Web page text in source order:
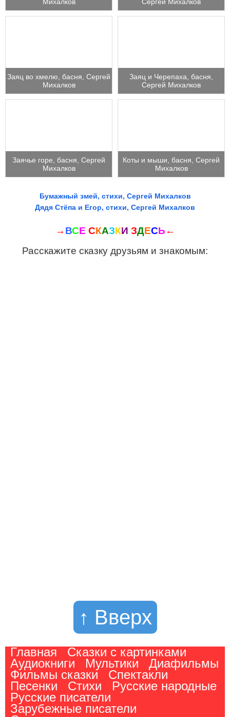
Заяц во хмелю, басня, Сергей
Михалков
Заяц и Черепаха, басня,
Сергей Михалков
Заячье горе, басня, Сергей
Михалков
Коты и мыши, басня, Сергей
Михалков
Бумажный змей, стихи, Сергей Михалков
Дядя Стёпа и Егор, стихи, Сергей Михалков
→ ВСЕ СКАЗКИ ЗДЕСЬ ←
Расскажите сказку друзьям и знакомым:
↑ Вверх
Главная
Сказки с картинками
Аудиокниги
Мультики
Диафильмы
Фильмы сказки
Спектакли
Песенки
Стихи
Русские народные
Русские писатели
Зарубежные писатели